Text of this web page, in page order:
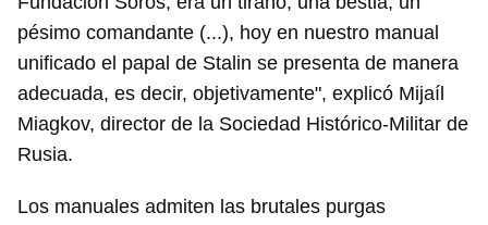
pésimo comandante (...), hoy en nuestro manual
unificado el papal de Stalin se presenta de manera
adecuada, es decir, objetivamente", explicó Mijaíl
Miagkov, director de la Sociedad Histórico-Militar de
Rusia.
Los manuales admiten las brutales purgas